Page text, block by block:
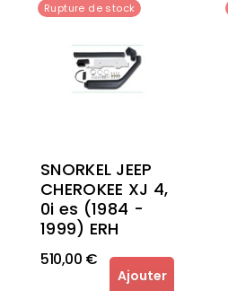
Rupture de stock
SNORKEL JEEP
CHEROKEE XJ 4,
0i es (1984 -
1999) ERH
510,00 €
Ajouter